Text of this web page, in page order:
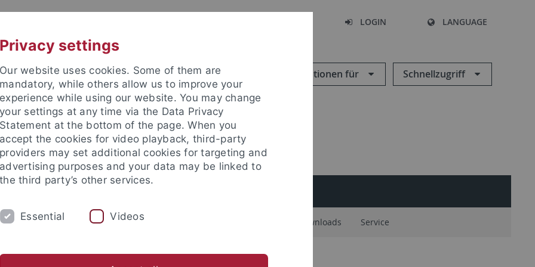
LOGIN LANGUAGE
Informationen für Schnellzugriff
Fakultät
Gremien Statusgruppen Downloads Service
und Sozialwissenschaftliche Fakultät
Privacy settings
Our website uses cookies. Some of them are
mandatory, while others allow us to improve your
experience while using our website. You may change
your settings at any time via the Data Privacy
Statement at the bottom of the page. When you
accept the cookies for video playback, third-party
providers may set additional cookies for targeting and
advertising purposes and your data may be linked to
the third party’s other services.
Essential Videos